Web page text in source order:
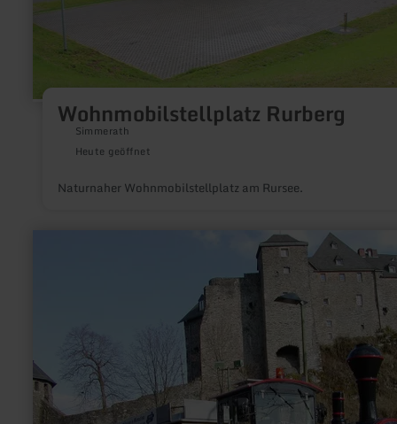
Wohnmobilstellplatz Rurberg
Simmerath
Heute geöffnet
Naturnaher Wohnmobilstellplatz am Rursee.